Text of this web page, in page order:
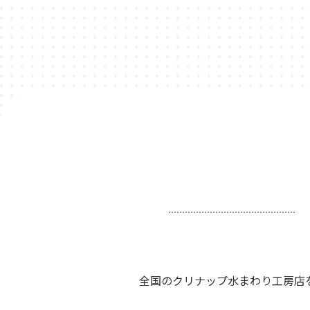
全国のクリナップ水まわり工房